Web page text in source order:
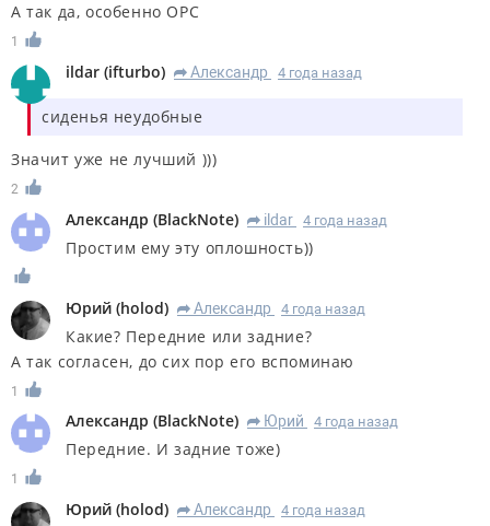
А так да, особенно ОРС
1
ildar (ifturbo) R Александр 4 года назад
сиденья неудобные
Значит уже не лучший )))
2
Александр (BlackNote) R ildar 4 года назад
Простим ему эту оплошность))
Юрий (holod) R Александр 4 года назад
Какие? Передние или задние?
А так согласен, до сих пор его вспоминаю
1
Александр (BlackNote) R Юрий 4 года назад
Передние. И задние тоже)
1
Юрий (holod) R Александр 4 года назад